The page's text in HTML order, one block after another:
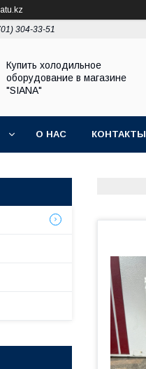
304-33-51
Купить холодильное
оборудование в магазине
"SIANA"
О НАС КОНТАКТЫ